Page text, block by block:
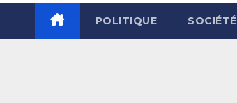
POLITIQUE SOCIÉTÉ